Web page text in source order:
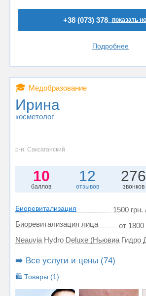
+38 (073) 378..показать
Подробнее
🎓 Медобразование
Ирина
косметолог
р-н. Саксаганский
10
баллов
12
отзывов
276
звонков
Биоревитализация
1500
Биоревитализация лица
от 1800
Neauvia Hydro Deluxe (Ньювиа Гидро
➡️ Все услуги и цены (74)
🛍️ Товары (1)